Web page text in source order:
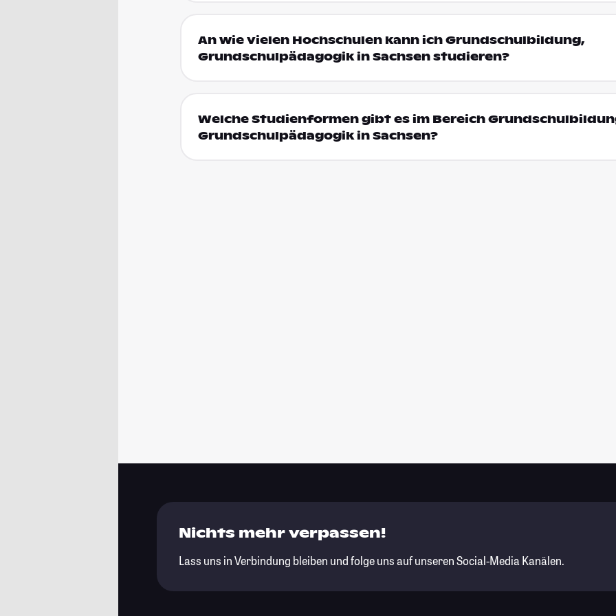
An wie vielen Hochschulen kann ich Grundschulbildung,
Grundschulpädagogik in Sachsen studieren?
Welche Studienformen gibt es im Bereich
Grundschulpädagogik in Sachsen?
Nichts mehr verpassen!
Lass uns in Verbindung bleiben und folge uns auf unseren Social-Media Kanälen.